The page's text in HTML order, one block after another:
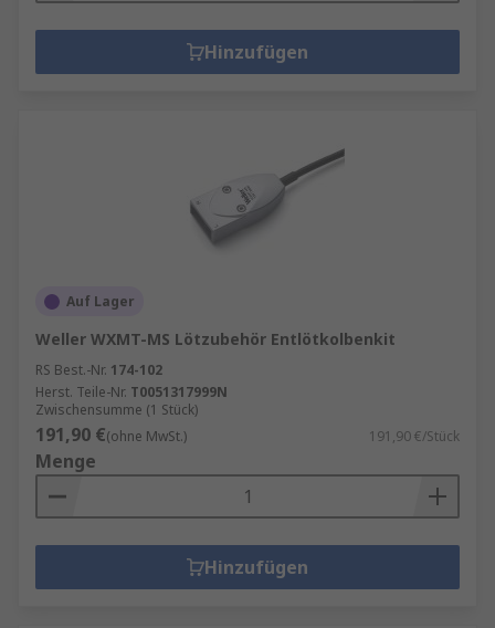
Hinzufügen
Auf Lager
Weller WXMT-MS Lötzubehör Entlötkolbenkit
RS Best.-Nr. 174-102
Herst. Teile-Nr. T0051317999N
Zwischensumme (1 Stück)
191,90 €(ohne MwSt.) 191,90 €/Stück
Menge
Hinzufügen